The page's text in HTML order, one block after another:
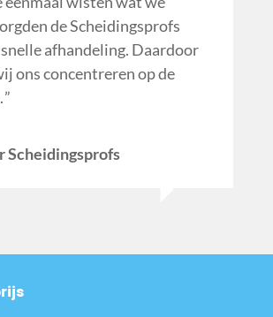
de Scheidingsprofs
afhandeling. Daardoor
ons concentreren op de
Scheidingsprofs